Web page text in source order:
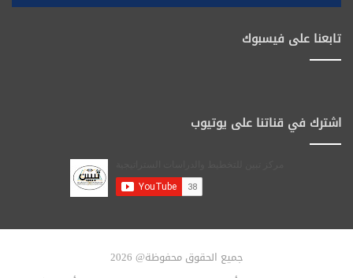
تابعنا على فيسبوك
اشترك في قناتنا على يوتيوب
جميع الحقوق محفوظة@ 2026